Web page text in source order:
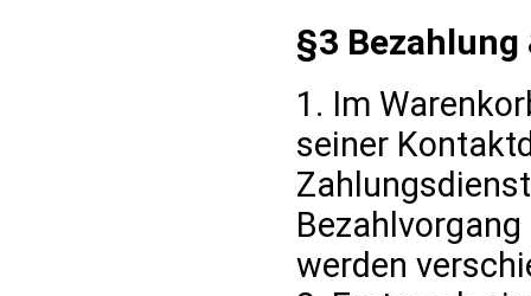
§3
1. Im
seiner
werden